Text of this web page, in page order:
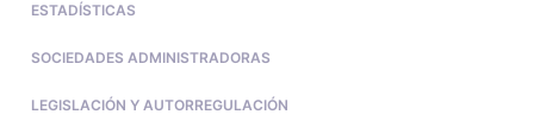
ESTADÍSTICAS
SOCIEDADES ADMINISTRADORAS
LEGISLACIÓN Y AUTORREGULACIÓN